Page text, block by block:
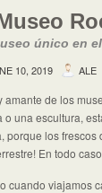
único en
10, 2019
ALE
amante de los
o una escultura,
porque los
En todo
cuando viajamos